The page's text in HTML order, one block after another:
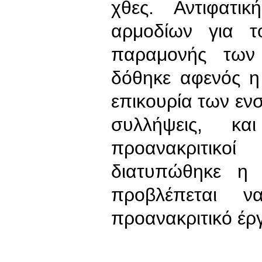
χθες.
αρμοδίων για
παραμονής
δόθηκε αφενός
επικουρία των
συλλήψεις,
διατυπώθηκε
προβλέπεται
προανακριτικό